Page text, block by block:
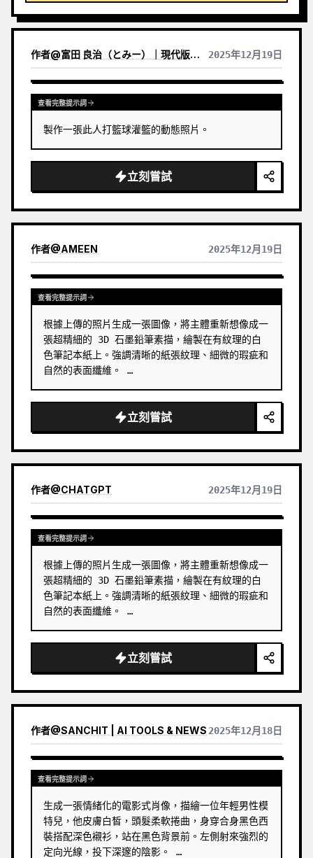
作者@富田 良治（とみー）｜現代版駄菓子屋 富田商店｜スナックトミタ 2025年12月19日
查看完整提示詞
製作一張此人打籃球灌籃的動態照片。
立刻嘗試
作者@AMEEN 2025年12月19日
查看完整提示詞
根據上傳的照片生成一張圖像，將主體重新想像成一
張超精細的 3D 石墨鉛筆素描，繪製在有紋理的白
色筆記本紙上。強調清晰的紙張紋理、細微的瑕疵和
自然的表面纖維。 …
立刻嘗試
作者@CHATGPT 2025年12月19日
查看完整提示詞
根據上傳的照片生成一張圖像，將主體重新想像成一
張超精細的 3D 石墨鉛筆素描，繪製在有紋理的白
色筆記本紙上。強調清晰的紙張紋理、細微的瑕疵和
自然的表面纖維。 …
立刻嘗試
作者@SANCHIT | AI TOOLS & NEWS 2025年12月18日
查看完整提示詞
生成一張情緒化的電影式肖像，描繪一位年輕男性模
特兒，他皮膚白皙，頭髮柔軟捲曲，身穿合身黑色西
裝搭配深色襯衫，站在黑色背景前。左側射來強烈的
定向光線，投下深邃的陰影。 …